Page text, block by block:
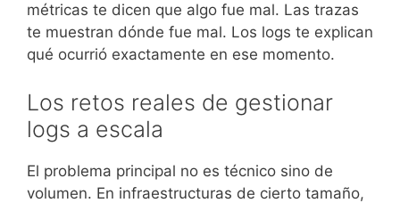
métricas te dicen que algo fue mal. Las trazas
te muestran dónde fue mal. Los logs te explican
qué ocurrió exactamente en ese momento.
Los retos reales de gestionar
logs a escala
El problema principal no es técnico sino de
volumen. En infraestructuras de cierto tamaño,